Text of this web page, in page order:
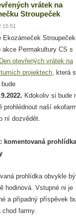
vrátek na
Stroupeček
15:51
Ekozámeček Stroupeček
akce Permakultury CS s
Den otevřených vrátek na
projektech, která
Kdokoliv si bude
prohlédnout naší
ní dozvědět.
komentovaná prohlídka
prohlídka obvykle
hodinová. Vstupné ni je
a případný příspěvek
chod farmy.